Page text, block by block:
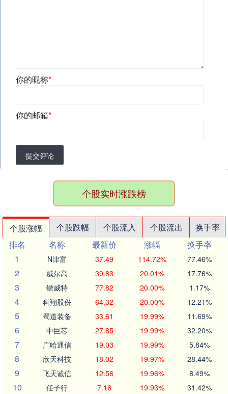
你的昵称*
你的邮箱*
提交评论
个股实时涨跌榜
个股涨幅 个股跌幅 个股流入 个股流出
换手率
排名
名称 最新价 涨幅
换手率
1
N津富 37.49 114.72% 77.46%
2 威尔高 39.83 20.01% 17.76%
3 锴威特 77.82 20.00% 1.17%
4 科翔股份 64.32 20.00% 12.21%
5 蜀道装备 33.61 19.99% 11.69%
6 中巨芯 27.85 19.99% 32.20%
7 广哈通信 19.03 19.99% 5.84%
8 欣天科技 18.02 19.97% 28.44%
9 飞天诚信 12.56 19.96% 8.49%
10 任子行 7.16 19.93% 31.42%